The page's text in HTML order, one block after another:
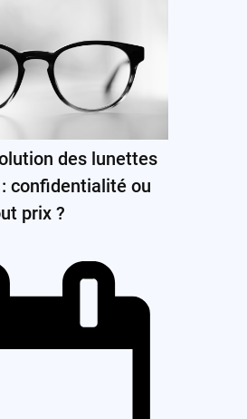
des lunettes
confidentialité ou
prix ?